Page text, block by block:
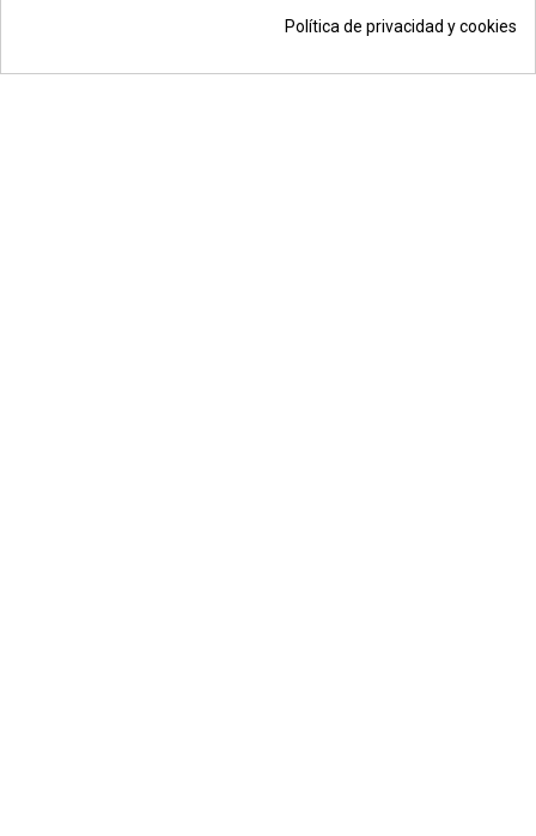
Añadir a la cesta *53,38 €
Política de privacidad y cookies